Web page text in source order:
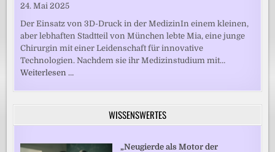
24. Mai 2025
Der Einsatz von 3D-Druck in der MedizinIn einem kleinen,
aber lebhaften Stadtteil von München lebte Mia, eine junge
Chirurgin mit einer Leidenschaft für innovative
Technologien. Nachdem sie ihr Medizinstudium mit…
Weiterlesen …
WISSENSWERTES
„Neugierde als Motor der